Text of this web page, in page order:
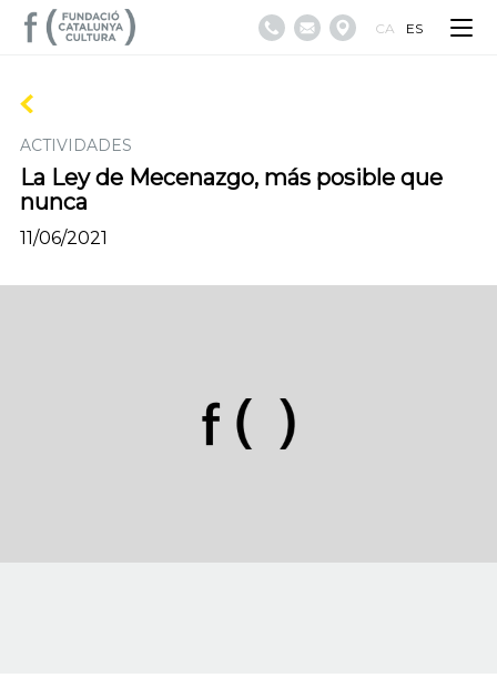
CA ES
ACTIVIDADES
La Ley de Mecenazgo, más posible que
nunca
11/06/2021